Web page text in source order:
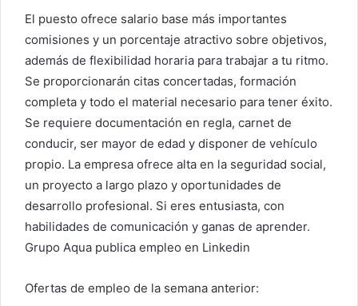
El puesto ofrece salario base más importantes
comisiones y un porcentaje atractivo sobre objetivos,
además de flexibilidad horaria para trabajar a tu ritmo.
Se proporcionarán citas concertadas, formación
completa y todo el material necesario para tener éxito.
Se requiere documentación en regla, carnet de
conducir, ser mayor de edad y disponer de vehículo
propio. La empresa ofrece alta en la seguridad social,
un proyecto a largo plazo y oportunidades de
desarrollo profesional. Si eres entusiasta, con
habilidades de comunicación y ganas de aprender.
Grupo Aqua publica empleo en Linkedin
Ofertas de empleo de la semana anterior: